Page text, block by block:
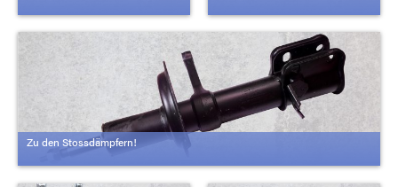
Zu den Stossdämpfern!